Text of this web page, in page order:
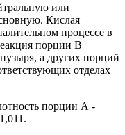
или
Кислая
процессе в
порции В
а других порций
отделах
порции А -